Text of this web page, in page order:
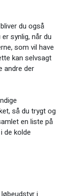
du også
synlig, når du
som vil have
kan selvsagt
andre der
så du trygt og
en liste på
de kolde